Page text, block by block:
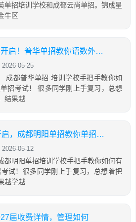
单招培训学校和成都云尚单招。锦成星
牛区
27年四川单招备考已开启！普华单招教你语数外，通用信息技术如何有效备考
05-25
成都普华单招 培训学校手把手教你如
招考试！ 很多同学刚上手复习，总想
结果越
2027年单招备考已开启，成都明阳单招教你单招如何快速提分，有效备考！
05-12
都明阳单招培训学校手把手教你如何有
试！很多同学刚上手复习，总想着把
越学越
届收费详情，管理如何